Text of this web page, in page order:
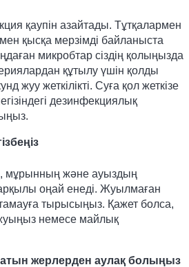
қаупін азайтады. Тұтқалармен
қысқа мерзімді байланыста
микробтар сіздің қолыңызда
құтылу үшін қолды
жуу жеткілікті. Суға қол жеткізе
дезинфекциялық
мұрынның және ауыздың
оңай енеді. Жуылмаған
тырысыңыз. Қажет болса,
немесе майлық
жерлерден аулақ болыңыз